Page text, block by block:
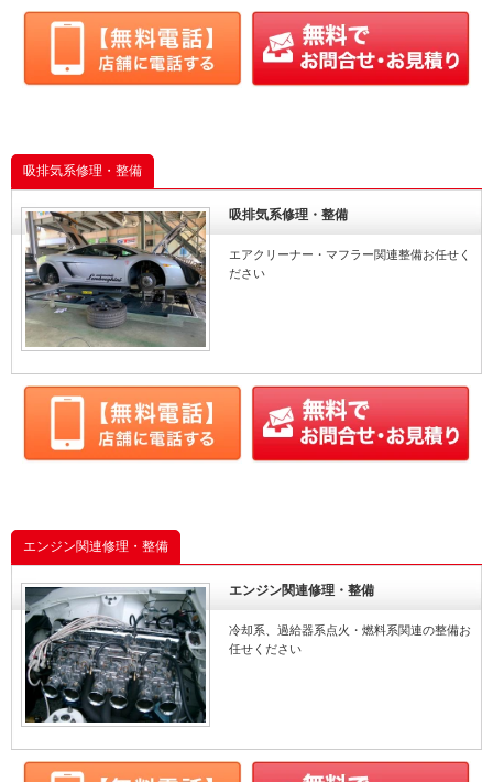
吸排気系修理・整備
吸排気系修理・整備
エアクリーナー・マフラー関連整備お任せく
ださい
エンジン関連修理・整備
エンジン関連修理・整備
冷却系、過給器系点火・燃料系関連の整備お
任せください